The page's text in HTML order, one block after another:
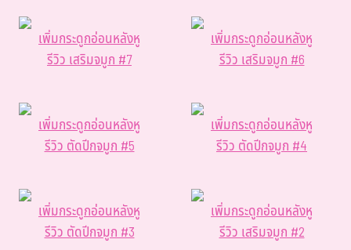
เพิ่มกระดูกอ่อนหลังหู
รีวิว เสริมจมูก #7
เพิ่มกระดูกอ่อนหลังหู
รีวิว เสริมจมูก #6
เพิ่มกระดูกอ่อนหลังหู
รีวิว ตัดปีกจมูก #5
เพิ่มกระดูกอ่อนหลังหู
รีวิว ตัดปีกจมูก #4
เพิ่มกระดูกอ่อนหลังหู
รีวิว ตัดปีกจมูก #3
เพิ่มกระดูกอ่อนหลังหู
รีวิว เสริมจมูก #2